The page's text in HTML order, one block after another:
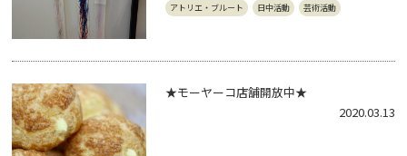
アトリエ・ブルート 日中活動 芸術活動
★モーヤーコ店舗開放中★
2020.03.13